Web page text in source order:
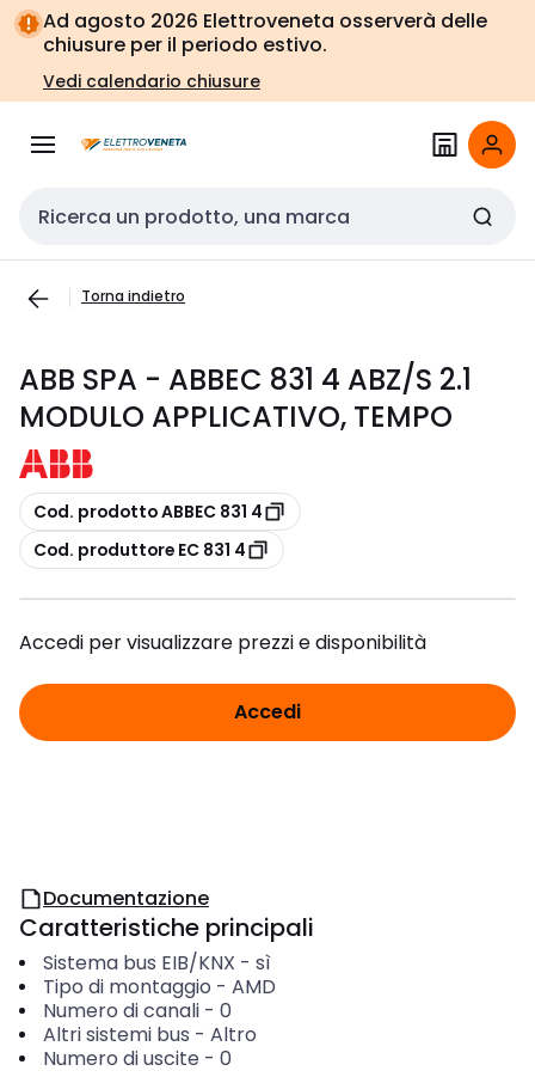
Vai alla
navigazione
Vai
alla
pagina
Ad agosto 2026 Elettroveneta osserverà delle
chiusure per il periodo estivo.
Vedi calendario chiusure
Cerca input
Torna indietro
ABB SPA - ABBEC 831 4 ABZ/S 2.1
MODULO APPLICATIVO, TEMPO
copia
Cod. prodotto ABBEC 831 4
copia
Cod. produttore EC 831 4
Accedi per visualizzare prezzi e disponibilità
Accedi
Documentazione
Caratteristiche principali
Sistema bus EIB/KNX - sì
Tipo di montaggio - AMD
Numero di canali- 0
Altri sistemi bus - Altro
Numero di uscite - 0